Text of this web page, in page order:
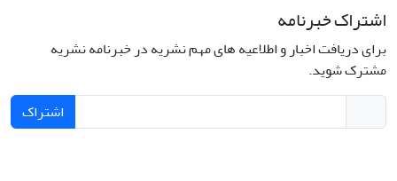
اشتراک خبرنامه
برای دریافت اخبار و اطلاعیه های مهم نشریه در خبرنامه نشریه
مشترک شوید.
اشتراک